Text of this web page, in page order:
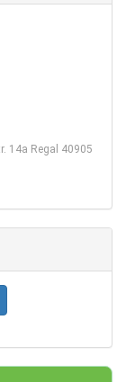
14a Regal 40905